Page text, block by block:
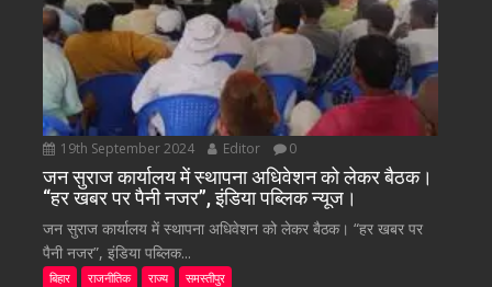
19th September 2024 Editor 0
जन सुराज कार्यालय में स्थापना अधिवेशन को लेकर बैठक।
“हर खबर पर पैनी नजर”, इंडिया पब्लिक न्यूज।
जन सुराज कार्यालय में स्थापना अधिवेशन को लेकर बैठक। “हर खबर पर
पैनी नजर”, इंडिया पब्लिक...
बिहार राजनीतिक राज्य समस्तीपुर